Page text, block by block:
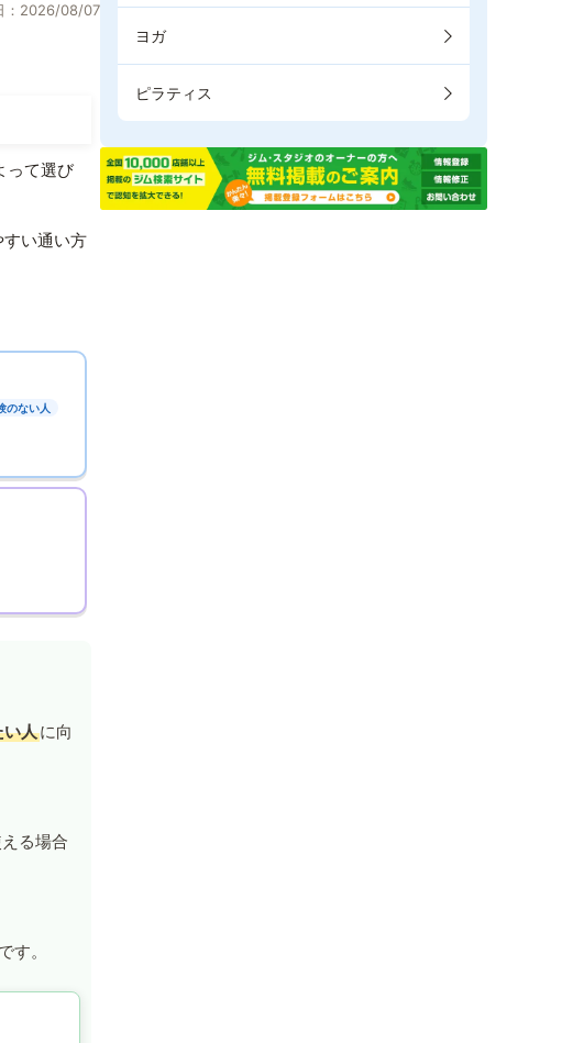
：2026/08/07
って選び
すい通い方
のない人
い人に向
る場合
す。
ヨガ
ピラティス